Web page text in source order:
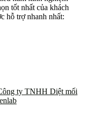
tốt nhất của khách
hỗ trợ nhanh nhất:
ty TNHH Diệt mối